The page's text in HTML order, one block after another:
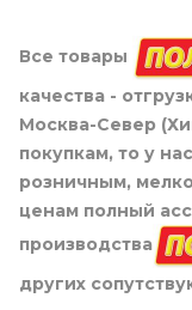
Все товары
качества -
Москва-Север
покупкам, то у
розничным,
ценам полный
производства
других